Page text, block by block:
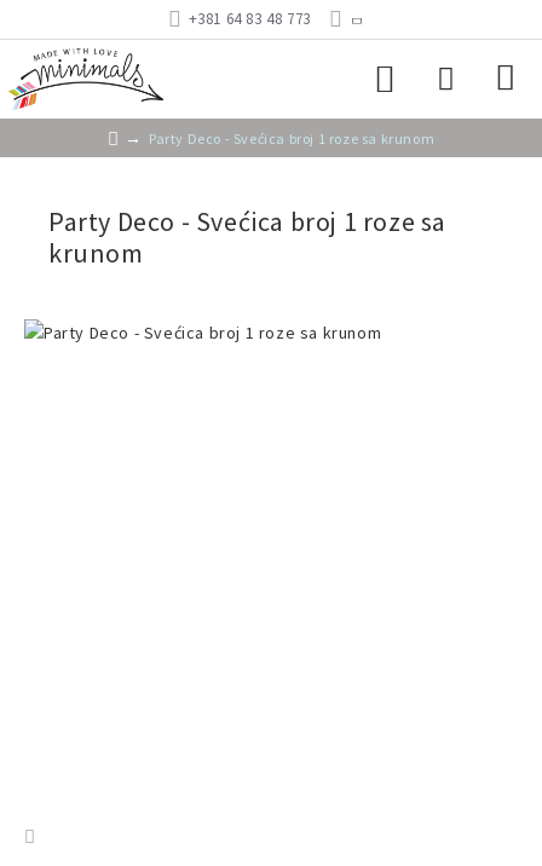
+381 64 83 48 773
Party Deco - Svećica broj 1 roze sa krunom
Party Deco - Svećica broj 1 roze sa
krunom